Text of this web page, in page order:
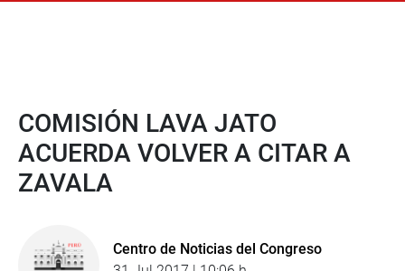
COMISIÓN LAVA JATO
ACUERDA VOLVER A CITAR A
ZAVALA
Centro de Noticias del Congreso